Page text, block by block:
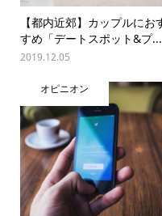
【都内近郊】カップルにお
すめ「デートスポット&プ...
2019.12.05
オピニオン